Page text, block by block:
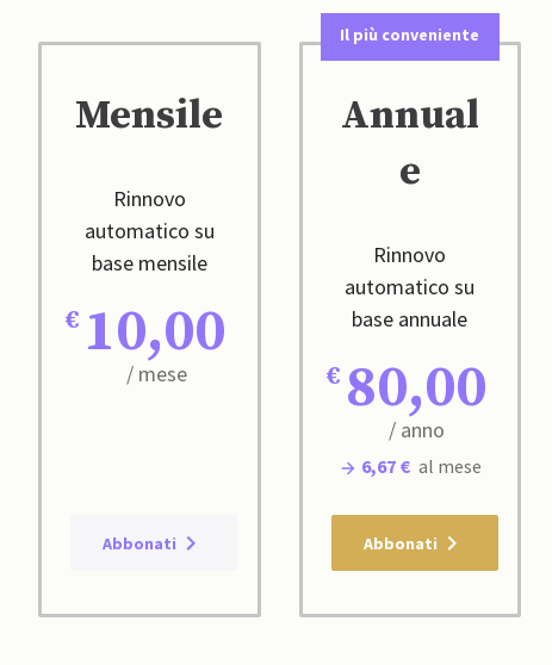
Mensile
Rinnovo
automatico su
base mensile
10,00
/ mese
Abbonati
Il più conveniente
Annual
e
Rinnovo
automatico su
base annuale
80,00
/ anno
6,67 € al mese
Abbonati